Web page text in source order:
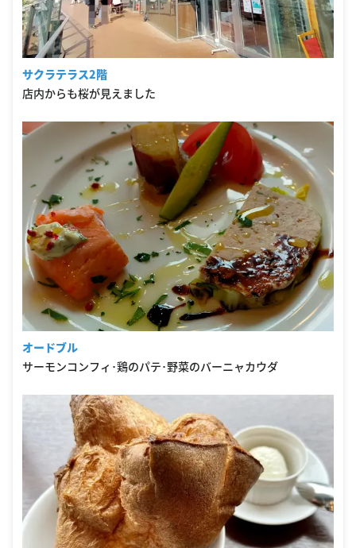
サクラテラス2階
店内からも桜が見えました
オードブル
サーモンコンフィ･鶏のパテ･野菜のバーニャカウダ